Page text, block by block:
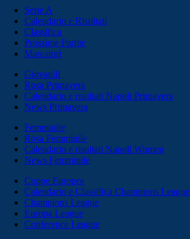
Serie A
Calendario e Risultati
Classifica
Prossime Partite
Marcatori
Giovanili
Rosa Primavera
Calendario e risultati Napoli Primavera
News Primavera
Femminile
Rosa Femminile
Calendario e risultati Napoli Women
News Femminile
Coppe Europee
Calendario e Classifica Champions League
Champions League
Europa League
Conference League